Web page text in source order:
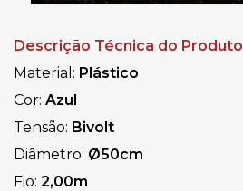
Descrição Técnica do Produto
Material: Plástico
Cor: Azul
Tensão: Bivolt
Diâmetro: Ø50cm
Fio: 2,00m